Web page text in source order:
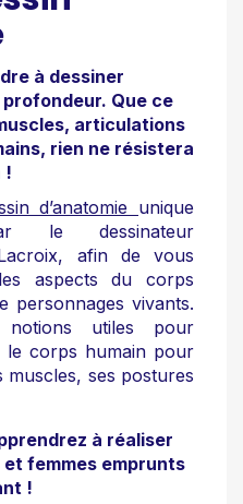
à dessiner
profondeur. Que ce
articulations
rien ne résistera
!
d’anatomie unique
le dessinateur
afin de vous
aspects du corps
personnages vivants.
utiles pour
le corps humain pour
muscles, ses postures
à réaliser
et femmes emprunts
!